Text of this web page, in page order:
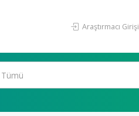
Araştırmacı Girişi